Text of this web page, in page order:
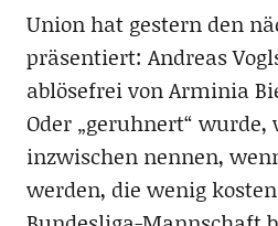
Union hat gestern den
präsentiert: Andreas
ablösefrei von Arminia
Oder „geruhnert“
inzwischen nennen,
werden, die wenig